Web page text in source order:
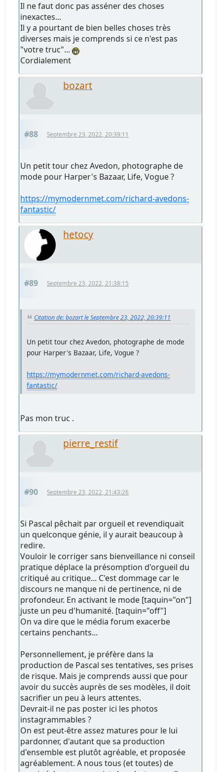
Il ne faut donc pas asséner des choses
inexactes...
Il y a pourtant de bien belles choses très
diverses mais je comprends si ce n'est pas
"votre truc"...
Cordialement
bozart
#88 Septembre 23, 2022, 20:39:11
Un petit tour chez Avedon, photographe de
mode pour Harper's Bazaar, Life, Vogue ?
https://mymodernmet.com/richard-avedons-
fantastic/
hetocy
#89 Septembre 23, 2022, 21:38:15
Citation de: bozart le Septembre 23, 2022, 20:39:11
Un petit tour chez Avedon, photographe de mode
pour Harper's Bazaar, Life, Vogue ?
https://mymodernmet.com/richard-avedons-
fantastic/
Pas mon truc .
pierre_restif
#90 Septembre 23, 2022, 21:43:26
Si Pascal pêchait par orgueil et revendiquait
un quelconque génie, il y aurait beaucoup à
redire.
Vouloir le corriger sans bienveillance ni conseil
pratique déplace la présomption d'orgueil du
critiqué au critique... C'est dommage car le
discours ne manque ni de pertinence, ni de
profondeur. En activant le mode [taquin="on"]
juste un peu d'humanité. [taquin="off"]
On va dire que le média forum exacerbe
certains penchants...
Personnellement, je préfère dans la
production de Pascal ses tentatives, ses prises
de risque. Mais je comprends aussi que pour
avoir du succès auprès de ses modèles, il doit
sacrifier un peu à leurs attentes.
Devrait-il ne pas poster ici les photos
instagrammables ?
On est peut-être assez matures pour le lui
pardonner, d'autant que sa production
d'ensemble est plutôt agréable, et proposée
agréablement. A nous tous (et toutes) de